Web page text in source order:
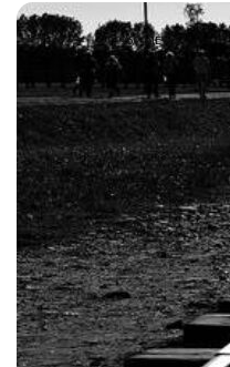
969 VIEWS